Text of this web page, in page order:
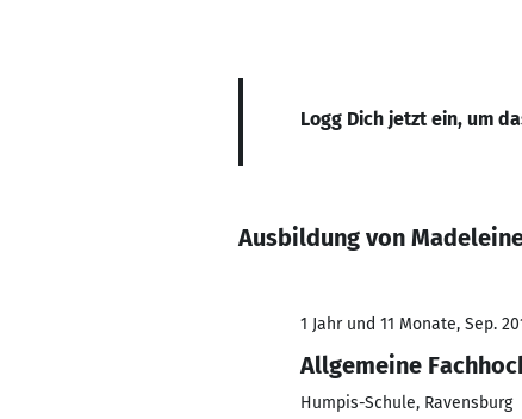
Logg Dich jetzt ein, um
Ausbildung von
1 Jahr und 11 Monate, Sep.
Allgemeine
Humpis-Schule, Ravensburg